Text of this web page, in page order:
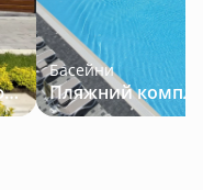
Крафтова сироварня «Мольфар»
Басейни